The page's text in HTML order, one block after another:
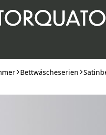
Bettwäscheserien